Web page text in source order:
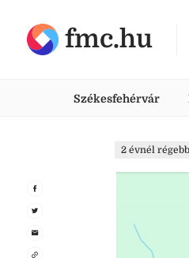
fmc.hu
Székesfehérvár
2 évnél